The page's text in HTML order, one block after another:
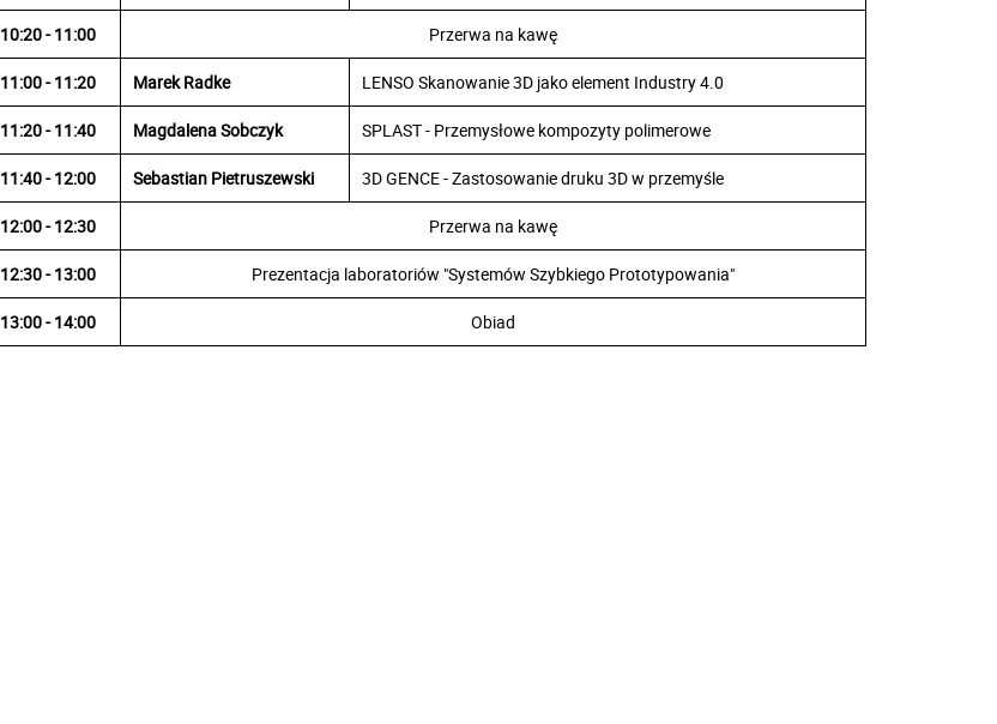
10:20 - 11:00 Przerwa na kawę
11:00 - 11:20 Marek Radke LENSO Skanowanie 3D jako element Industry 4.0
11:20 - 11:40 Magdalena Sobczyk SPLAST - Przemysłowe kompozyty polimerowe
11:40 - 12:00 Sebastian Pietruszewski 3D GENCE - Zastosowanie druku 3D w przemyśle
12:00 - 12:30 Przerwa na kawę
12:30 - 13:00 Prezentacja laboratoriów "Systemów Szybkiego Prototypowania"
13:00 - 14:00 Obiad